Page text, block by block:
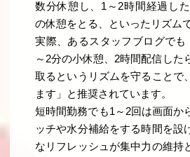
数分休憩し、1～2時間経過し
の休憩をとる、といったリズムで
実際、あるスタッフブログでも
～2分の小休憩、2時間配信した
取るというリズムを守ることで
ます」と推奨されています。
短時間勤務でも1～2回は画面か
ッチや水分補給をする時間を設
なリフレッシュが集中力の維持